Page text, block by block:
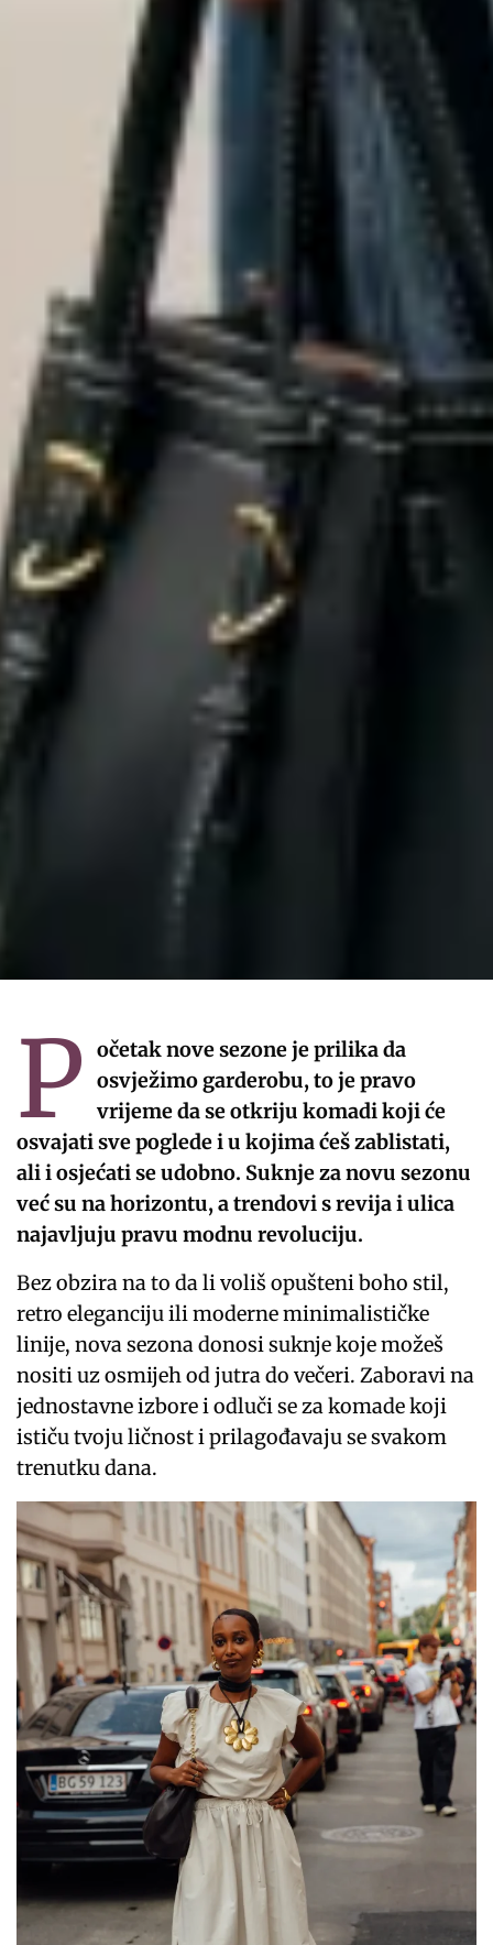
P
očetak nove sezone je prilika da
osvježimo garderobu, to je pravo
vrijeme da se otkriju komadi koji će
osvajati sve poglede i u kojima ćeš zablistati,
ali i osjećati se udobno. Suknje za novu sezonu
već su na horizontu, a trendovi s revija i ulica
najavljuju pravu modnu revoluciju.
Bez obzira na to da li voliš opušteni boho stil,
retro eleganciju ili moderne minimalističke
linije, nova sezona donosi suknje koje možeš
nositi uz osmijeh od jutra do večeri. Zaboravi na
jednostavne izbore i odluči se za komade koji
ističu tvoju ličnost i prilagođavaju se svakom
trenutku dana.